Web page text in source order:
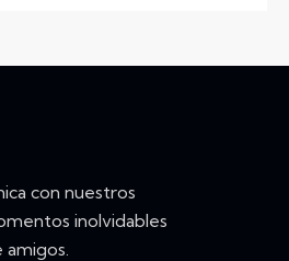
con nuestros
inolvidables